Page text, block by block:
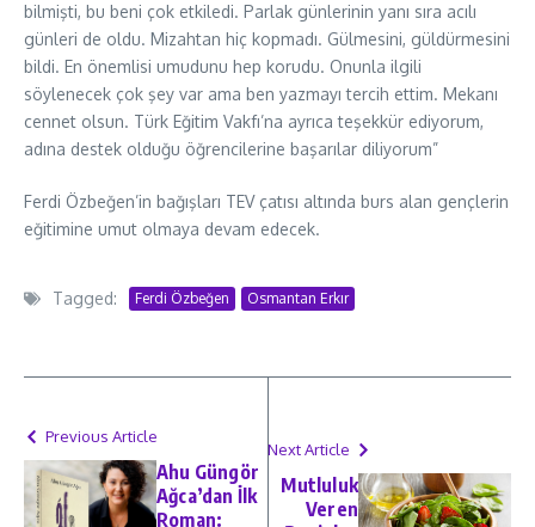
bilmişti, bu beni çok etkiledi. Parlak günlerinin yanı sıra acılı
günleri de oldu. Mizahtan hiç kopmadı. Gülmesini, güldürmesini
bildi. En önemlisi umudunu hep korudu. Onunla ilgili
söylenecek çok şey var ama ben yazmayı tercih ettim. Mekanı
cennet olsun. Türk Eğitim Vakfı’na ayrıca teşekkür ediyorum,
adına destek olduğu öğrencilerine başarılar diliyorum”
Ferdi Özbeğen’in bağışları TEV çatısı altında burs alan gençlerin
eğitimine umut olmaya devam edecek.
Tagged: Ferdi Özbeğen Osmantan Erkır
Previous Article
Ahu Güngör
Ağca’dan İlk
Roman:
Next Article
Mutluluk
Veren